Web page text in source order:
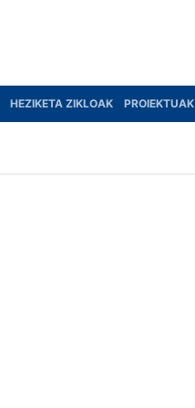
HEZIKETA ZIKLOAK PROIEKTUAK